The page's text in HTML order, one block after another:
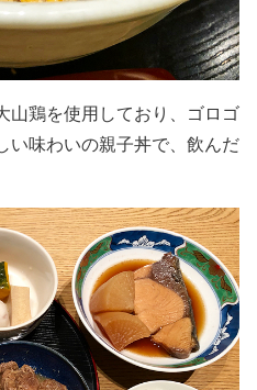
山鶏を使用しており、ゴロゴ
い味わいの親子丼で、飲んだ